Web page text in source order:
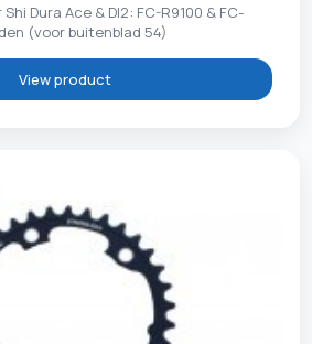
Dura Ace & DI2: FC-R9100 & FC-
(voor buitenblad 54)
View product